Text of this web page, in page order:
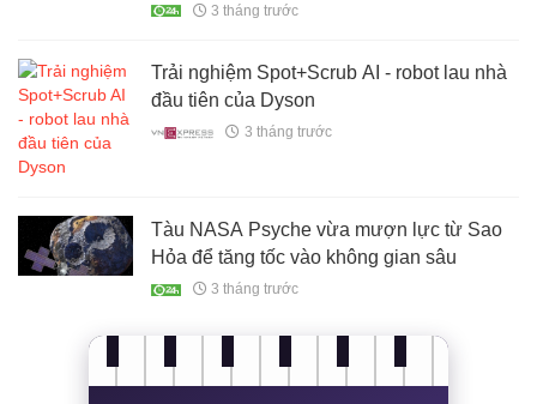
3 tháng trước
Trải nghiệm Spot+Scrub AI - robot lau nhà
đầu tiên của Dyson
3 tháng trước
Tàu NASA Psyche vừa mượn lực từ Sao
Hỏa để tăng tốc vào không gian sâu
3 tháng trước